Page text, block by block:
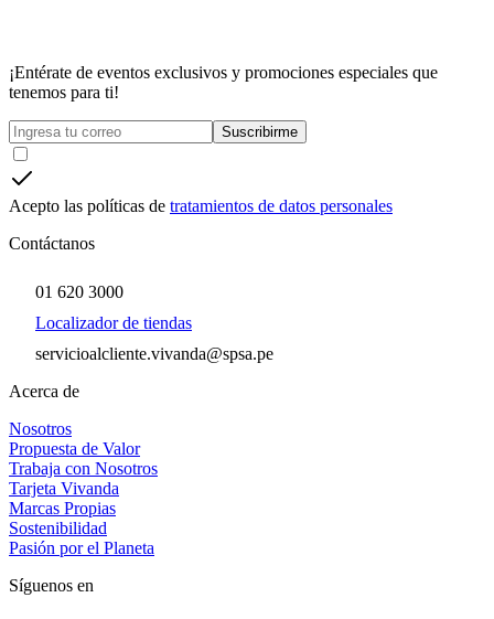
¡Entérate de eventos exclusivos y promociones especiales que
tenemos para ti!
Suscribirme
Acepto las políticas de tratamientos de datos personales
Contáctanos
01 620 3000
Localizador de tiendas
servicioalcliente.vivanda@spsa.pe
Acerca de
Nosotros
Propuesta de Valor
Trabaja con Nosotros
Tarjeta Vivanda
Marcas Propias
Sostenibilidad
Pasión por el Planeta
Síguenos en